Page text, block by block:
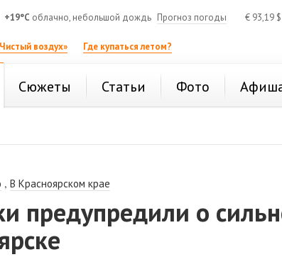
+19°C облачно, небольшой дождь Прогноз погоды € 93,19 $
воздух» Где купаться летом?
Сюжеты Статьи Фото
,В Красноярском крае
предупредили о